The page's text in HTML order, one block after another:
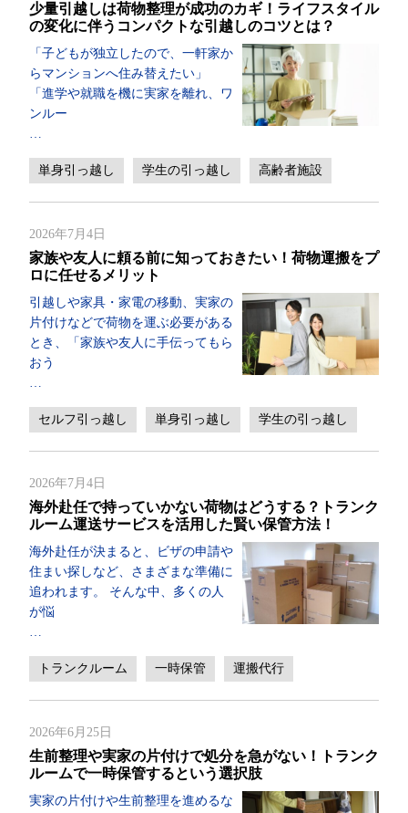
少量引越しは荷物整理が成功のカギ！ライフスタイル
の変化に伴うコンパクトな引越しのコツとは？
「子どもが独立したので、一軒家か
らマンションへ住み替えたい」
「進学や就職を機に実家を離れ、ワ
ンルー
…
単身引っ越し 学生の引っ越し 高齢者施設
2026年7月4日
家族や友人に頼る前に知っておきたい！荷物運搬をプ
ロに任せるメリット
引越しや家具・家電の移動、実家の
片付けなどで荷物を運ぶ必要がある
とき、「家族や友人に手伝ってもら
おう
…
セルフ引っ越し 単身引っ越し 学生の引っ越し
2026年7月4日
海外赴任で持っていかない荷物はどうする？トランク
ルーム運送サービスを活用した賢い保管方法！
海外赴任が決まると、ビザの申請や
住まい探しなど、さまざまな準備に
追われます。 そんな中、多くの人
が悩
…
トランクルーム 一時保管 運搬代行
2026年6月25日
生前整理や実家の片付けで処分を急がない！トランク
ルームで一時保管するという選択肢
実家の片付けや生前整理を進めるな